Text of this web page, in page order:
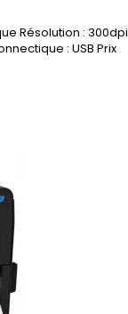
Résolution : 300dpi
: USB Prix
votre devis